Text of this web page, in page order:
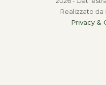
Realizzato da
Privacy &